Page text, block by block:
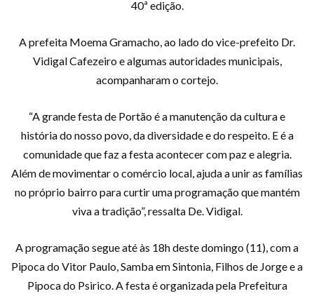
40ª edição.
A prefeita Moema Gramacho, ao lado do vice-prefeito Dr.
Vidigal Cafezeiro e algumas autoridades municipais,
acompanharam o cortejo.
“A grande festa de Portão é a manutenção da cultura e
história do nosso povo, da diversidade e do respeito. E é a
comunidade que faz a festa acontecer com paz e alegria.
Além de movimentar o comércio local, ajuda a unir as famílias
no próprio bairro para curtir uma programação que mantém
viva a tradição”, ressalta De. Vidigal.
A programação segue até às 18h deste domingo (11), com a
Pipoca do Vitor Paulo, Samba em Sintonia, Filhos de Jorge e a
Pipoca do Psirico. A festa é organizada pela Prefeitura